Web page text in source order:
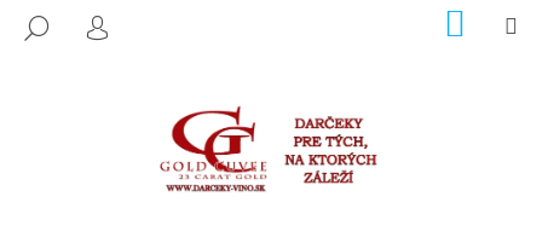
HĽADAŤ
PRIHLÁSENIE KOŠÍK